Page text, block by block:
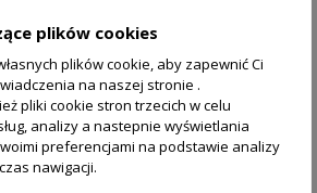
i cechy
- dzięki zastosowanej
ukrywać swoje notatki lub rysunki, które
odpowiednim światłem. Wyposażony
plików cookies
plików cookie, aby zapewnić Ci
na naszej stronie .
pliki cookie stron trzecich w celu
analizy a nastepnie wyświetlania
preferencjami na podstawie analizy
nawigacji.